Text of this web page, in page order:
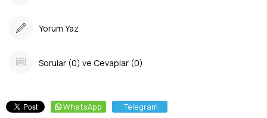
Yorum Yaz
Sorular (0) ve Cevaplar (0)
WhatsApp Telegram